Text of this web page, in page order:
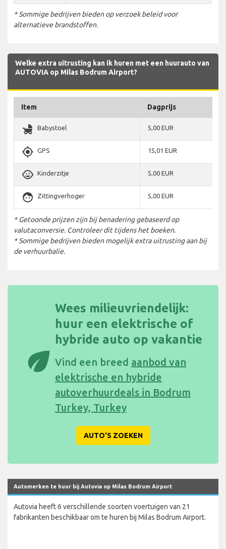
* Sommige bedrijven bieden op verzoek beleid voor
alternatieve brandstoffen.
Welke extra uitrusting kan ik huren met een huurauto van
AUTOVIA op Milas Bodrum Airport?
Item Dagprijs
child_friendly Babystoel 5,00 EUR
gps_fixed GPS 15,01 EUR
child_care Kinderzitje 5,00 EUR
face Zittingverhoger 5,00 EUR
* Getoonde prijzen zijn bij benadering gebaseerd op
valutaconversie. Controleer dit tijdens het boeken.
* Sommige bedrijven bieden mogelijk extra uitrusting aan bij
de verhuurbalie.
eco
Wees milieuvriendelijk:
huur een elektrische of
hybride auto op vakantie
Vind een breed aanbod van
elektrische en hybride
autoverhuurdeals in Bodrum
Turkey, Turkey
AUTO'S ZOEKEN
Automerken te huur bij Autovia op Milas Bodrum Airport
Autovia heeft 6 verschillende soorten voertuigen van 21
fabrikanten beschikbaar om te huren bij Milas Bodrum Airport.